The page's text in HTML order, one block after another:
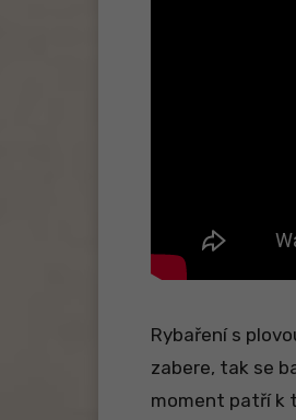
Rybaření s
zabere, tak se
moment patří k